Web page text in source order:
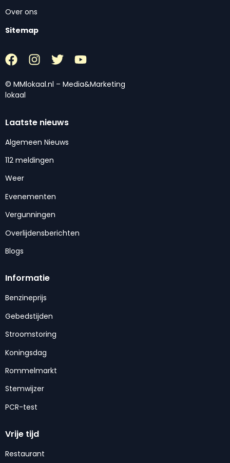
Over ons
Sitemap
© MMlokaal.nl – Media&Marketing
lokaal
Laatste nieuws
Algemeen Nieuws
112 meldingen
Weer
Evenementen
Vergunningen
Overlijdensberichten
Blogs
Informatie
Benzineprijs
Gebedstijden
Stroomstoring
Koningsdag
Rommelmarkt
Stemwijzer
PCR-test
Vrije tijd
Restaurant